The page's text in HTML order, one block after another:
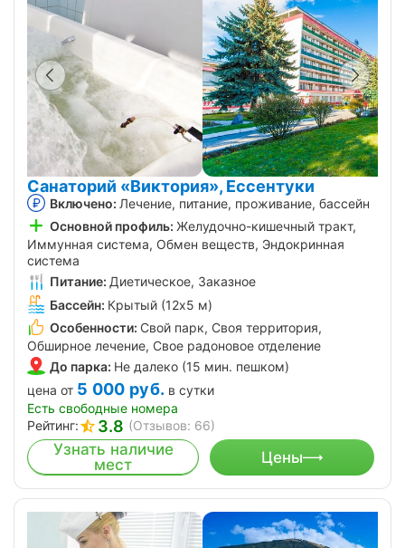
Санаторий «Виктория», Ессентуки
Включено: Лечение, питание, проживание, бассейн
Основной профиль: Желудочно-кишечный тракт,
Иммунная система, Обмен веществ, Эндокринная
система
Питание: Диетическое, Заказное
Бассейн: Крытый (12х5 м)
Особенности: Свой парк, Своя территория,
Обширное лечение, Свое радоновое отделение
До парка: Не далеко (15 мин. пешком)
цена от 5 000 руб. в сутки
Есть свободные номера
Рейтинг:
3.8 (Отзывов: 66)
Узнать наличие
мест
Цены